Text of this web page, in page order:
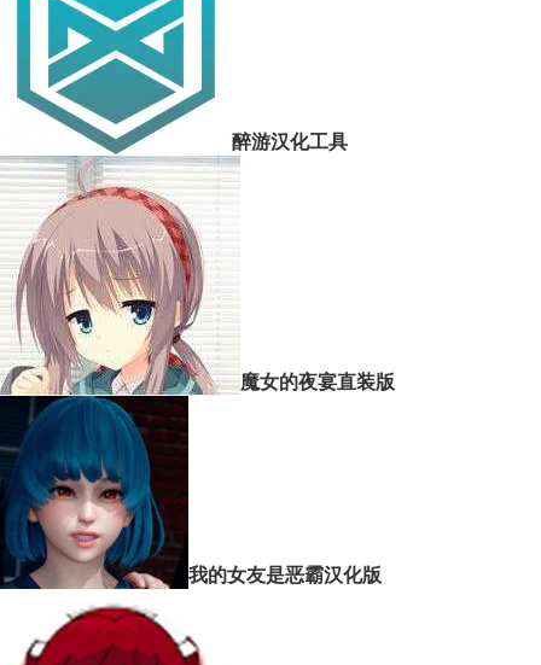
醉游汉化工具
魔女的夜宴直装版
我的女友是恶霸汉化版